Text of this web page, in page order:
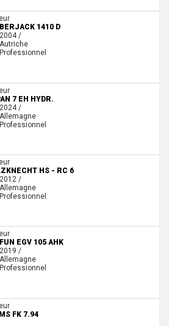
1410 D
2004 /
Autriche
Professionnel
7 EH HYDR.
2024 /
Allemagne
Professionnel
HS - RC 6
2012 /
Allemagne
Professionnel
EGV 105 AHK
2019 /
Allemagne
Professionnel
FK 7.94